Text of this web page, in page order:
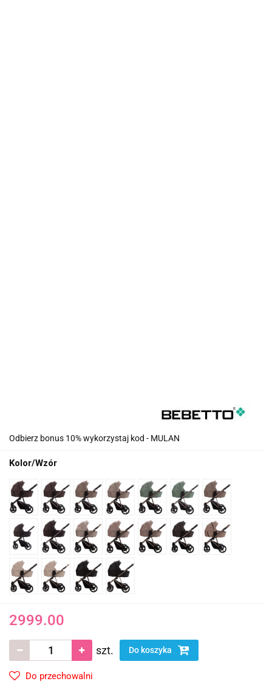
Odbierz bonus 10% wykorzystaj kod - MULAN
Kolor/Wzór
2999.00
szt. Do koszyka
Do przechowalni